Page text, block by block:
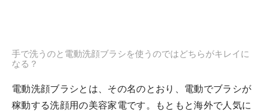
手で洗うのと電動洗顔ブラシを使うのではどちらがキレイに
なる？
電動洗顔ブラシとは、その名のとおり、電動でブラシが
稼動する洗顔用の美容家電です。もともと海外で人気に